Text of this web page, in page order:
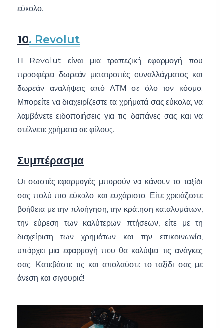
εύκολο.
10. Revolut
Η Revolut είναι μια τραπεζική εφαρμογή που
προσφέρει δωρεάν μετατροπές συναλλάγματος και
δωρεάν αναλήψεις από ΑΤΜ σε όλο τον κόσμο.
Μπορείτε να διαχειρίζεστε τα χρήματά σας εύκολα, να
λαμβάνετε ειδοποιήσεις για τις δαπάνες σας και να
στέλνετε χρήματα σε φίλους.
Συμπέρασμα
Οι σωστές εφαρμογές μπορούν να κάνουν το ταξίδι
σας πολύ πιο εύκολο και ευχάριστο. Είτε χρειάζεστε
βοήθεια με την πλοήγηση, την κράτηση καταλυμάτων,
την εύρεση των καλύτερων πτήσεων, είτε με τη
διαχείριση των χρημάτων και την επικοινωνία,
υπάρχει μια εφαρμογή που θα καλύψει τις ανάγκες
σας. Κατεβάστε τις και απολαύστε το ταξίδι σας με
άνεση και σιγουριά!